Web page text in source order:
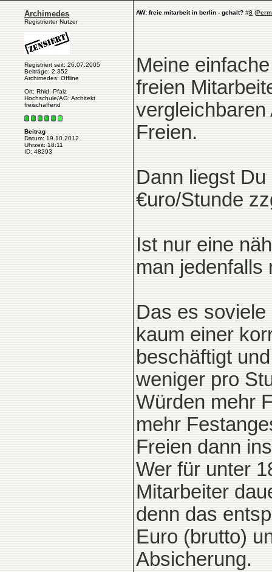
Archimedes
Registrierter Nutzer
Registriert seit: 26.07.2005
Beiträge: 2.352
Archimedes: Offline
Ort: Rhld.-Pfalz
Hochschule/AG: Architekt
freischaffend
Beitrag
Datum: 19.10.2012
Uhrzeit: 18:11
ID: 48293
AW: freie mitarbeit in berlin - gehalt? #8 (
Meine
freien
Freien.
Dann liegst
€uro/Stunde
Ist nur eine
man jedenfalls
Das es
kaum einer
beschäftigt
weniger pro
Würden mehr
mehr
Freien dann
Wer für unter
Mitarbeiter
denn das
Euro (brutto)
Absicherung.